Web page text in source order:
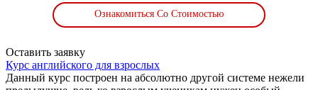
Ознакомиться Со Стоимостью
Оставить заявку
Курс английского для взрослых
Данный курс построен на абсолютно другой системе нежели